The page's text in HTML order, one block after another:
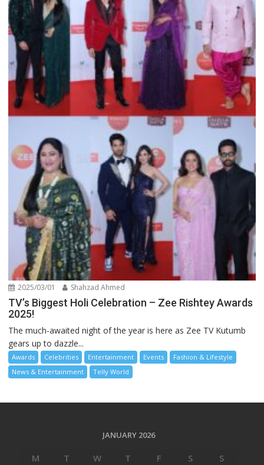
2025/03/01 Shahzad Ahmed
TV’s Biggest Holi Celebration – Zee Rishtey Awards
2025!
The much-awaited night of the year is here as Zee TV Kutumb
gears up to dazzle...
Awards Celebrities Entertainment Events
Fashion & Lifestyle
News & Entertainment
Telly World
JANUARY 2026
M T W T F S
S